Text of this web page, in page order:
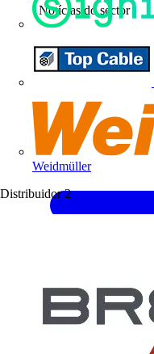
Weidmüller
Distribuidor 2
Notícias do sector